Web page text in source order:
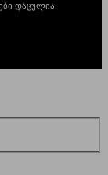
დაცულია